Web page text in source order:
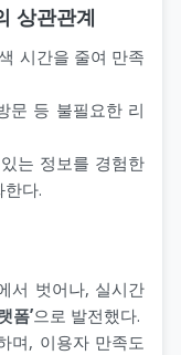
상관관계
시간을 줄여 만족
문 등 불필요한 리
는 정보를 경험한
다.
서 벗어나, 실시간
폼’으로 발전했다.
며, 이용자 만족도